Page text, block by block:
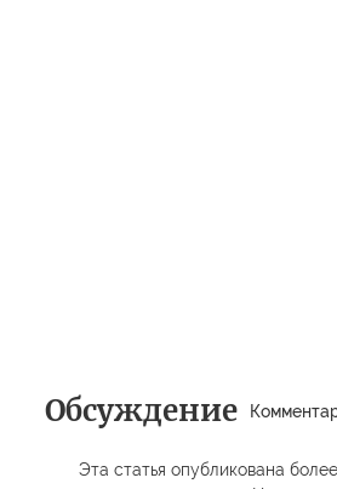
Обсуждение
Эта статья опубликована